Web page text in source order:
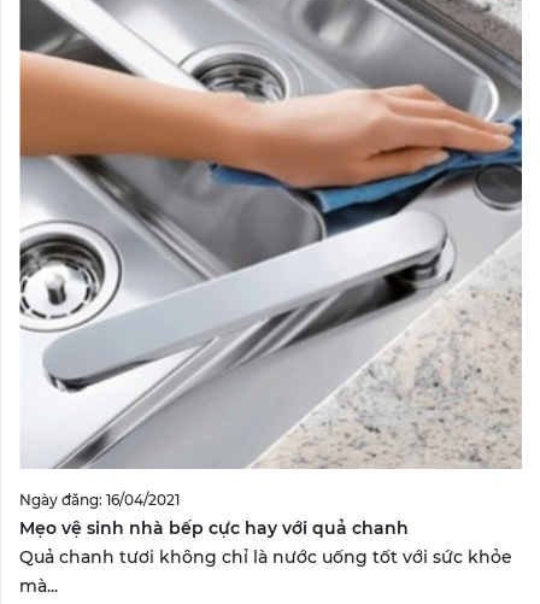
Ngày đăng: 16/04/2021
Mẹo vệ sinh nhà bếp cực hay với quả chanh
Quả chanh tươi không chỉ là nước uống tốt với sức khỏe
mà...